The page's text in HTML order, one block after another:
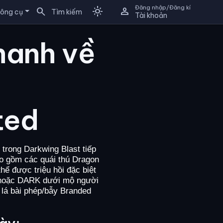
cụ search Tìm kiếm light_mode person Đăng nhập/Đăng kí
Tài khoản
về
Darkwing Blast tiếp
gồm các quái thú Dragon
được triệu hồi đặc biệt
DARK dưới mộ người
bài phép/bẫy Branded